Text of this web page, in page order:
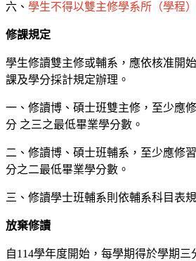
六、 學生不得以雙主修學系所（學程
修課規定
學生修讀雙主修或輔系，應依核准開
課及學分採計規定辦理。
一、修讀博、碩士班雙主修，至少應
分 之三之最低畢業學分數。
二、修讀博、碩士班輔系，至少應修
分之二最低畢業學分數。
三、修讀學士班輔系則依輔系科目表
放棄修讀
自114學年度開始，每學期得於學期